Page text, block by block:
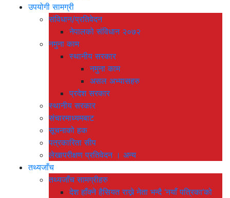
उपयोगी सामग्री
संविधान/प्रतिवेदन
नेपालको संविधान २०७२
नमुना काम
स्थानीय सरकार
नमुना काम
असल अभ्यासहरु
प्रदेश सरकार
स्थानीय सरकार
संचारमाध्यमबाट
सूचनाको हक
पत्रकारिता सीप
लेखापरीक्षण प्रतिवेदन । अन्य
तथ्यजाँच
तथ्यजाँच सामग्रीहरु
देश हाँक्ने हैसियत राख्ने नेता भन्दै ‘नयाँ पत्रिका’को